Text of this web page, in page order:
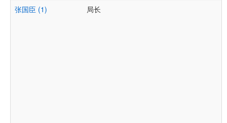
张国臣 (1)
局长